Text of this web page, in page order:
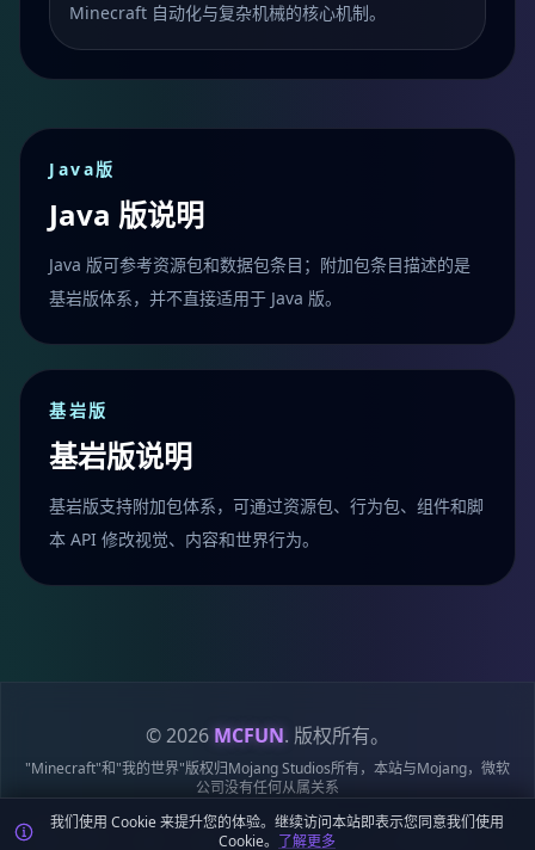
Minecraft 自动化与复杂机械的核心机制。
Java版
Java 版说明
Java 版可参考资源包和数据包条目；附加包条目描述的是
基岩版体系，并不直接适用于 Java 版。
基岩版
基岩版说明
基岩版支持附加包体系，可通过资源包、行为包、组件和脚
本 API 修改视觉、内容和世界行为。
© 2026 MCFUN. 版权所有。
"Minecraft"和"我的世界"版权归Mojang Studios所有，本站与Mojang，微软
公司没有任何从属关系
隐私
服务
Cookie 站点
鄂ICP备
鄂公网安备
我们使用 Cookie 来提升您的体验。继续访问本站即表示您同意我们使用
Cookie。 了解更多